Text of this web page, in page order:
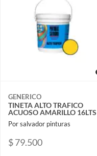
GENERICO
TINETA ALTO TRAFICO
ACUOSO AMARILLO 16LTS
Por salvador pinturas
$ 79.500